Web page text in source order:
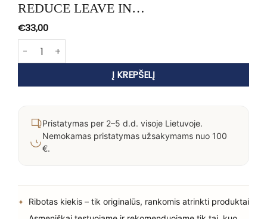
REDUCE LEAVE IN
NENUPLAUNAMAS
KONDICIONIERIUS, 300 ml
€33,00
produkto kiekis: DONATTI MANUTENZIONE BAOBÁ REDUCE
Į KREPŠELĮ
Pristatymas per 2–5 d.d. visoje Lietuvoje.
Nemokamas pristatymas užsakymams nuo 100
€.
Ribotas kiekis – tik originalūs, rankomis atrinkti produktai